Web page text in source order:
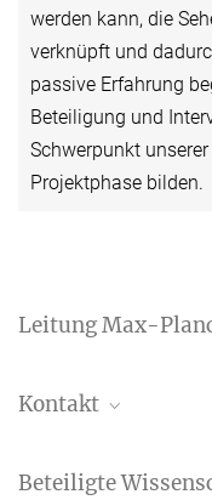
werden kann, die
verknüpft und
passive Erfahrung
Beteiligung und
Schwerpunkt
Projektphase bilden.
Leitung Max-
Forschungsgruppenleiterin
fransen@biblhertz.it
Kontakt
Assistentin, Max Planck
Beteiligte